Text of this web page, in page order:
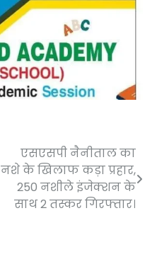
एसएसपी नैनीताल का
नशे के खिलाफ कड़ा प्रहार,
250 नशीले इंजेक्शन के
साथ 2 तस्कर गिरफ्तार।